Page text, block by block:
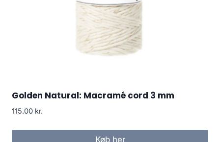
Golden Natural: Macramé cord 3 mm
115.00 kr.
Køb her